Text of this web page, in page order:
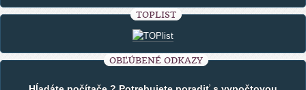
TOPLIST
OBĽÚBENÉ ODKAZY